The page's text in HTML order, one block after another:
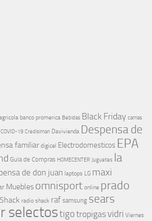
banco promerica Bebidas Black Friday camas
COVID-19 Credisiman Davivienda Despensa de
familiar digicel Electrodomesticos EPA
Guia de Compras HOMECENTER Juguetes la
de don juan laptops LG maxi
Muebles omnisport online prado
radio shack raf samsung sears
selectostigotropigasvidri Viernes